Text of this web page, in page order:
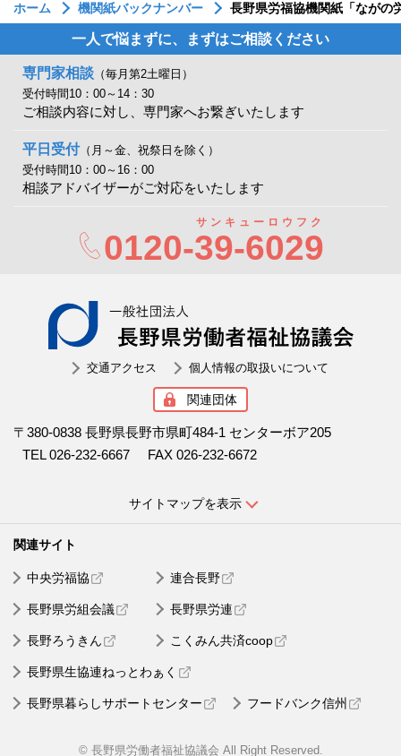
ホーム 機関紙バックナンバー 長野県労福協機関紙「ながの
一人で悩まずに、まずはご相談ください
専門家相談 （毎月第2土曜日）
受付時間10：00～14：30
ご相談内容に対し、専門家へお繋ぎいたします
平日受付（月～金、祝祭日を除く）
受付時間10：00～16：00
相談アドバイザーがご対応をいたします
0120-39-6029
サンキューロウフク
交通アクセス 個人情報の取扱いについて
関連団体
〒380-0838 長野県長野市県町484-1 センターボア205
TEL 026-232-6667
FAX 026-232-6672
サイトマップを表示
中央労福協 連合長野
長野県労組会議 長野県労連
長野ろうきん こくみん共済coop
長野県生協連ねっとわぁく
長野県暮らしサポートセンター フードバンク信州
© 長野県労働者福祉協議会 All Right Reserved.